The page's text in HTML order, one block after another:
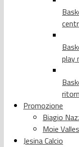
play
Promozione
Biagio
Moie
Jesina Calcio